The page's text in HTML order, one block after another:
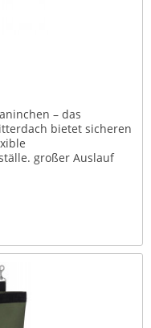
– das
bietet sicheren
großer Auslauf